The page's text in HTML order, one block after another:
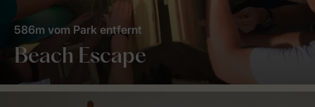
Beach Escape
586m vom Park entfernt